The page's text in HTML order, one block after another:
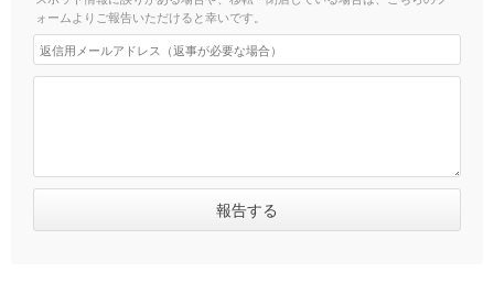
ォームよりご報告いただけると幸いです。